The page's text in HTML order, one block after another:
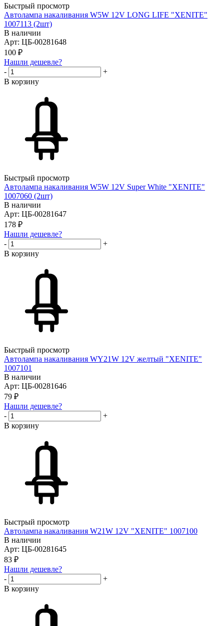
Быстрый просмотр
Автолампа накаливания W5W 12V LONG LIFE "XENITE"
1007113 (2шт)
В наличии
Арт: ЦБ-00281648
100 ₽
Нашли дешевле?
-
+
В корзину
Быстрый просмотр
Автолампа накаливания W5W 12V Super White "XENITE"
1007060 (2шт)
В наличии
Арт: ЦБ-00281647
178 ₽
Нашли дешевле?
-
+
В корзину
Быстрый просмотр
Автолампа накаливания WY21W 12V желтый "XENITE"
1007101
В наличии
Арт: ЦБ-00281646
79 ₽
Нашли дешевле?
-
+
В корзину
Быстрый просмотр
Автолампа накаливания W21W 12V "XENITE" 1007100
В наличии
Арт: ЦБ-00281645
83 ₽
Нашли дешевле?
-
+
В корзину